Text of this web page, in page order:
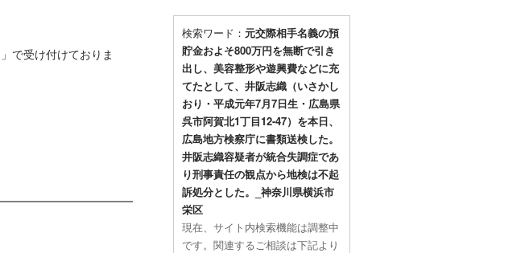
で受け付けておりま
検索ワード： 元交際相手名義の預
貯金およそ800万円を無断で引き
出し、美容整形や遊興費などに充
てたとして、井阪志織（いさかし
おり・平成元年7月7日生・広島県
呉市阿賀北1丁目12-47）を本日、
広島地方検察庁に書類送検した。
井阪志織容疑者が統合失調症であ
り刑事責任の観点から地検は不起
訴処分とした。_神奈川県横浜市
栄区
現在、サイト内検索機能は調整中
です。関連するご相談は下記より